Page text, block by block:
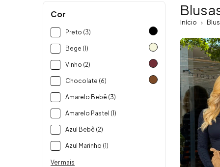
Cor
Preto (3)
Bege (1)
Vinho (2)
Chocolate (6)
Amarelo Bebê (3)
Amarelo Pastel (1)
Azul Bebê (2)
Azul Marinho (1)
Ver mais
Início